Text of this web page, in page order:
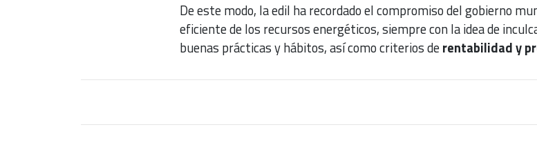
De este modo, la edil ha recordado el compromiso del gobierno
eficiente de los recursos energéticos, siempre con la idea de
buenas prácticas y hábitos, así como criterios derentabilidad y